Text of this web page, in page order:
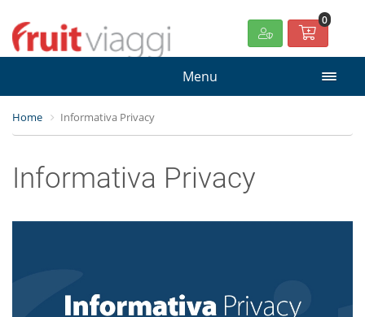
0
Menu
Home Informativa Privacy
Informativa Privacy